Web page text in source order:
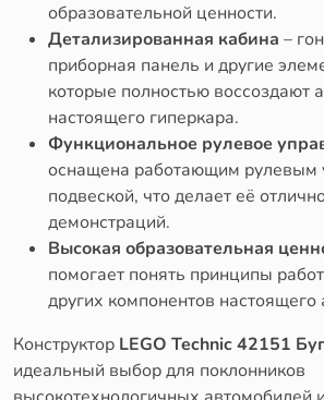
образовательной ценности.
Детализированная кабина –
приборная панель и другие
которые полностью воссоздают
настоящего гиперкара.
Функциональное рулевое
оснащена работающим рулевым
подвеской, что делает её
демонстраций.
Высокая образовательная
помогает понять принципы
других компонентов настоящего
Конструктор LEGO Technic 42151
идеальный выбор для поклонников